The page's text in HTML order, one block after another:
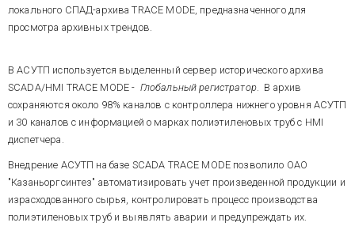
локального СПАД-архива TRACE MODE, предназначенного для
просмотра архивных трендов.
В АСУТП используется выделенный сервер исторического архива
SCADA/HMI TRACE MODE - Глобальный регистратор. В архив
сохраняются около 98% каналов с контроллера нижнего уровня АСУТП
и 30 каналов с информацией о марках полиэтиленовых труб с HMI
диспетчера.
Внедрение АСУТП на базе SCADA TRACE MODE позволило ОАО
"Казаньоргсинтез" автоматизировать учет произведенной продукции и
израсходованного сырья, контролировать процесс производства
полиэтиленовых труб и выявлять аварии и предупреждать их.